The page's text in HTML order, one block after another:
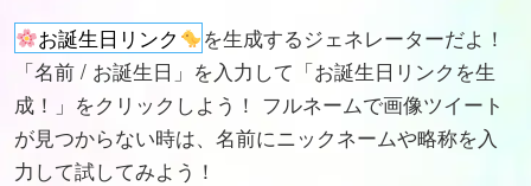
お誕生日リンク
を生成するジェネレーターだよ！
「名前 / お誕生日」を入力して「お誕生日リンクを生
成！」をクリックしよう！ フルネームで画像ツイート
が見つからない時は、名前にニックネームや略称を入
力して試してみよう！